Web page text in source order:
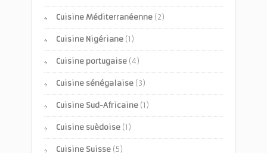
Cuisine Méditerranéenne (2)
Cuisine Nigériane (1)
Cuisine portugaise (4)
Cuisine sénégalaise (3)
Cuisine Sud-Africaine (1)
Cuisine suèdoise (1)
Cuisine Suisse (5)